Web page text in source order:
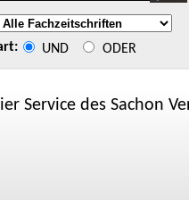
UND ODER
Service des Sachon